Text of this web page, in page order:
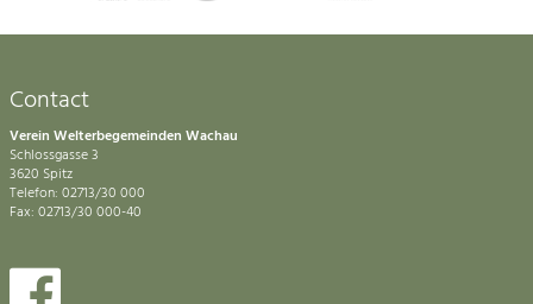
Contact
Verein Welterbegemeinden Wachau
Schlossgasse 3
3620 Spitz
Telefon: 02713/30 000
Fax: 02713/30 000-40